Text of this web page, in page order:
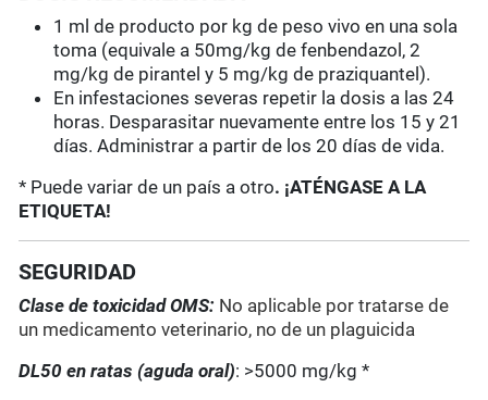
1 ml de producto por kg de peso vivo en una sola
toma (equivale a 50mg/kg de fenbendazol, 2
mg/kg de pirantel y 5 mg/kg de praziquantel).
En infestaciones severas repetir la dosis a las 24
horas. Desparasitar nuevamente entre los 15 y 21
días. Administrar a partir de los 20 días de vida.
* Puede variar de un país a otro. ¡ATÉNGASE A LA
ETIQUETA!
SEGURIDAD
Clase de toxicidad OMS: No aplicable por tratarse de
un medicamento veterinario, no de un plaguicida
DL50 en ratas (aguda oral): >5000 mg/kg *